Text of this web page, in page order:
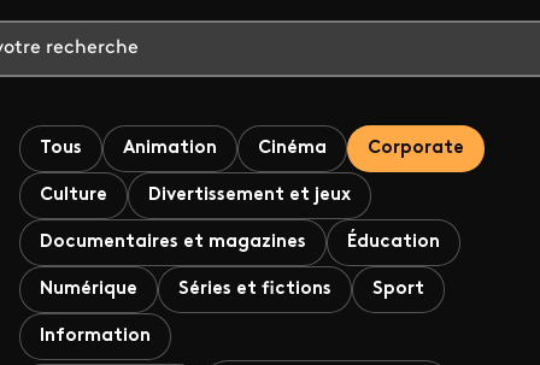
Tous Animation Cinéma Corporate
Culture Divertissement et jeux
Documentaires et magazines Éducation
Numérique Séries et fictions Sport
Information